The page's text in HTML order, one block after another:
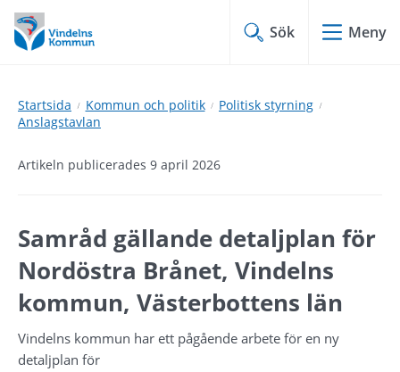
Hoppa
till
innehåll
Hoppa
till
undermeny
Sök Meny
Startsida Kommun och politik
Politisk styrning
Anslagstavlan
Artikeln publicerades 9 april 2026
Samråd gällande detaljplan för
Nordöstra Brånet, Vindelns
kommun, Västerbottens län
Vindelns kommun har ett pågående arbete för en ny
detaljplan för